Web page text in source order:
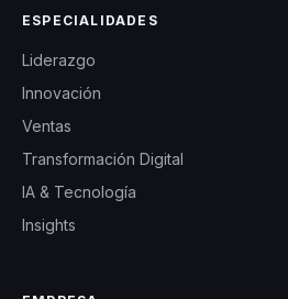
ESPECIALIDADES
Liderazgo
Innovación
Ventas
Transformación Digital
IA & Tecnología
Insights